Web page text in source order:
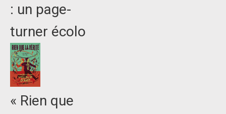
: un page-
turner écolo
« Rien que